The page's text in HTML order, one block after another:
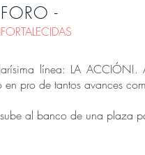
-
línea: LA ACCIÓN!.
pro de tantos avances
al banco de una plaza